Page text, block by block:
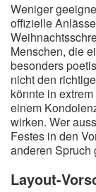
Weniger
offizielle
Menschen, die
besonders
nicht den
könnte in
einem
wirken. Wer
Festes in den
anderen Spruch
Layout-